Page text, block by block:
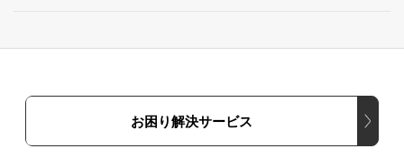
お困り解決サービス